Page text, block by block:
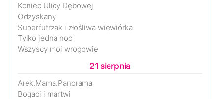
Koniec Ulicy Dębowej
Odzyskany
Superfutrzak i złośliwa wiewiórka
Tylko jedna noc
Wszyscy moi wrogowie
21 sierpnia
Arek.Mama.Panorama
Bogaci i martwi